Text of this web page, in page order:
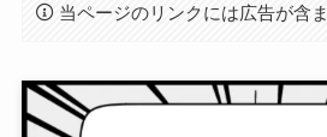
当ページのリンクには広告が含